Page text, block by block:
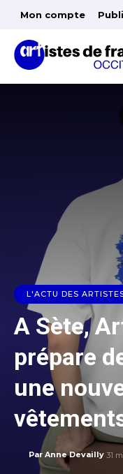
Mon compte
L'ACTU DES
A Sète,
prépare
une
Par Anne Devailly 31